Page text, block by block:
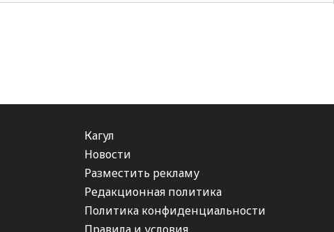
Кагул
Новости
Разместить рекламу
Редакционная политика
Политика конфиденциальности